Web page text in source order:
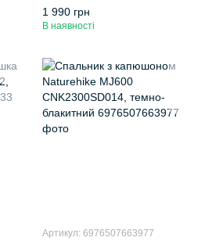
CNK2300SD016, темно-
зелений
1 990 грн
В наявності
Артикул: 6976507663977